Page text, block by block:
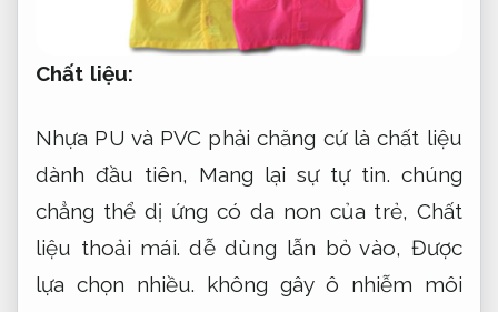
Chất liệu:
Nhựa PU và PVC phải chăng cứ là chất liệu
dành đầu tiên, Mang lại sự tự tin. chúng
chẳng thể dị ứng có da non của trẻ, Chất
liệu thoải mái. dễ dùng lẫn bỏ vào, Được
lựa chọn nhiều. không gây ô nhiễm môi